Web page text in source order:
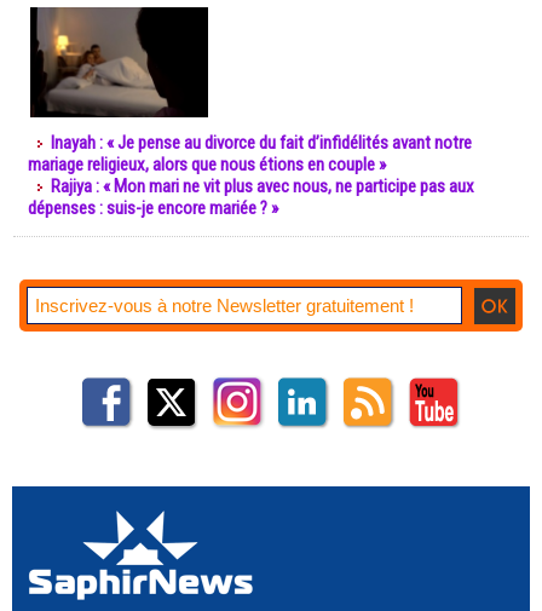
Inayah : « Je pense au divorce du fait d’infidélités avant notre
mariage religieux, alors que nous étions en couple »
Rajiya : « Mon mari ne vit plus avec nous, ne participe pas aux
dépenses : suis-je encore mariée ? »